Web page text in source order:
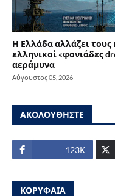
Η Ελλάδα αλλάζει
ελληνικοί «φονιάδες
αεράμυνα
Αύγουστος 05, 2026
ΑΚΟΛΟΥΘΗΣΤΕ
123Κ
ΚΟΡΥΦΑΙΑ